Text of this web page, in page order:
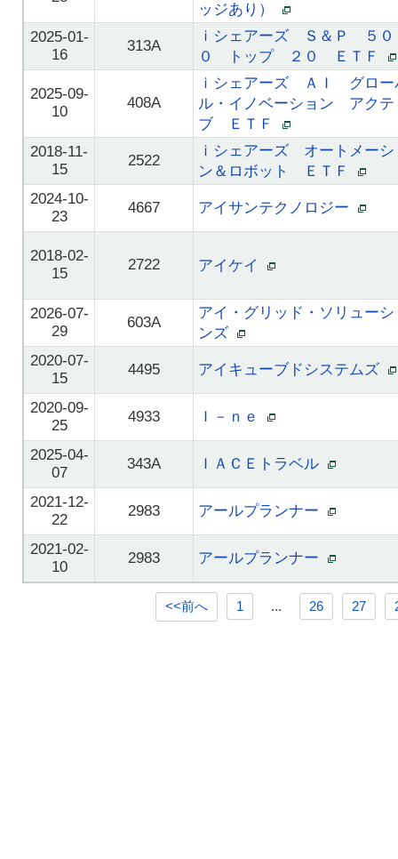
ッジあり）
2025-01-
16
313A
ｉシェアーズ Ｓ＆Ｐ ５０
０ トップ ２０ ＥＴＦ
2025-09-
10
408A
ｉシェアーズ ＡＩ グロー
ル・イノベーション アクテ
ブ ＥＴＦ
2018-11-
15
2522
ｉシェアーズ オートメーシ
ン＆ロボット ＥＴＦ
2024-10-
23
4667 アイサンテクノロジー
2018-02-
15
2722 アイケイ
2026-07-
29
603A
アイ・グリッド・ソリューシ
ンズ
2020-07-
15
4495 アイキューブドシステムズ
2020-09-
25
4933 Ｉ－ｎｅ
2025-04-
07
343A ＩＡＣＥトラベル
2021-12-
22
2983 アールプランナー
2021-02-
10
2983 アールプランナー
<<前へ 1 ... 26 27